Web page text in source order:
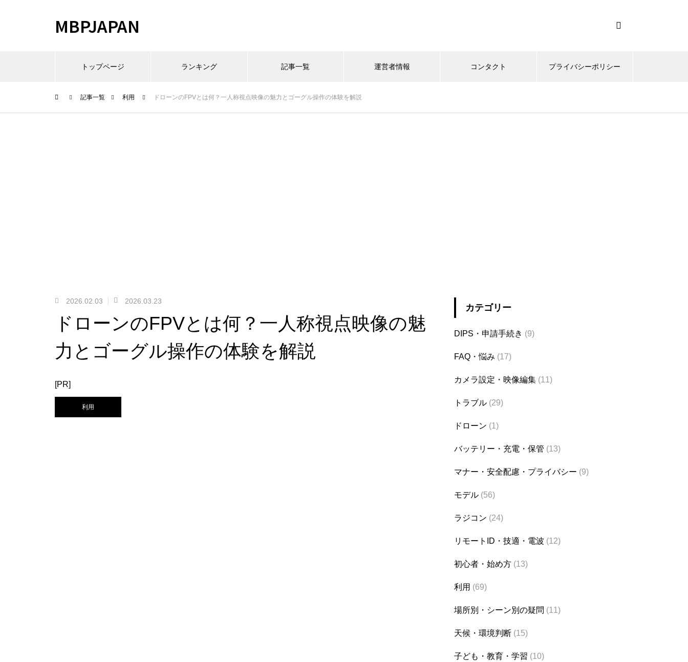
MBPJAPAN
トップページ ランキング 記事一覧 運営者情報 コンタクト プライバシーポリシー
記事一覧 利用 ドローンのFPVとは何？一人称視点映像の魅力とゴーグル操作の体験を解説
2026.02.03 2026.03.23
ドローンのFPVとは何？一人称視点映像の魅
力とゴーグル操作の体験を解説
[PR]
利用
カテゴリー
DIPS・申請手続き (9)
FAQ・悩み (17)
カメラ設定・映像編集 (11)
トラブル (29)
ドローン (1)
バッテリー・充電・保管 (13)
マナー・安全配慮・プライバシー (9)
モデル (56)
ラジコン (24)
リモートID・技適・電波 (12)
初心者・始め方 (13)
利用 (69)
場所別・シーン別の疑問 (11)
天候・環境判断 (15)
子ども・教育・学習 (10)